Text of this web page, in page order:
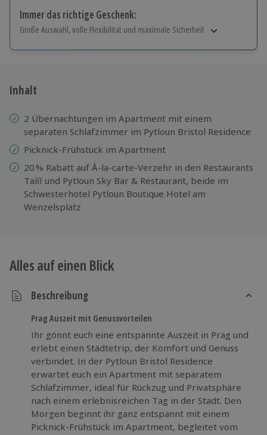
Immer das richtige Geschenk:
Große Auswahl, volle Flexibilität und maximale Sicherheit
Jeder Gutschein für alle Erlebnisse einlösbar.
10 Jahre gültig & verlängerbar.
Inhalt
2 Übernachtungen im Apartment mit einem
separaten Schlafzimmer im Pytloun Bristol Residence
Picknick-Frühstück im Apartment
20 % Rabatt auf À-la-carte-Verzehr in den Restaurants
Talíř und Pytloun Sky Bar & Restaurant, beide im
Schwesterhotel Pytloun Boutique Hotel am
Wenzelsplatz
Alles auf einen Blick
Beschreibung
Prag Auszeit mit Genussvorteilen
Ihr gönnt euch eine entspannte Auszeit in Prag und
erlebt einen Städtetrip, der Komfort und Genuss
verbindet. In der Pytloun Bristol Residence
erwartet euch ein Apartment mit separatem
Schlafzimmer, ideal für Rückzug und Privatsphäre
nach einem erlebnisreichen Tag in der Stadt. Den
Morgen beginnt ihr ganz entspannt mit einem
Picknick-Frühstück im Apartment, begleitet vom